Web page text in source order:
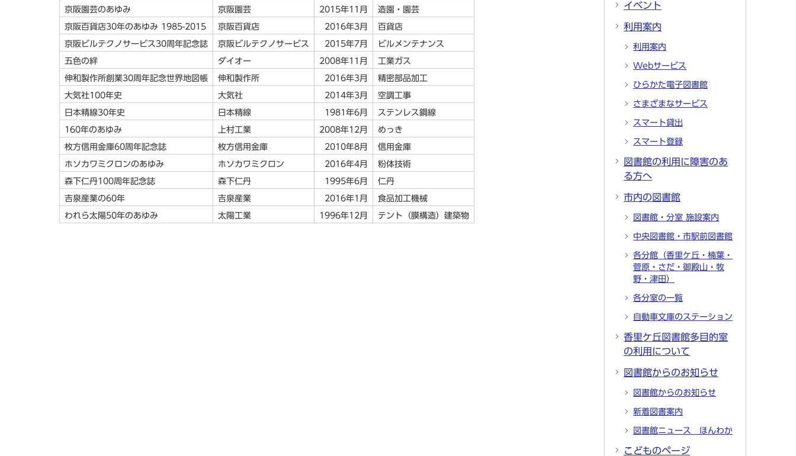
京阪園芸のあゆみ 京阪園芸 2015年11月 造園・園芸
京阪百貨店30年のあゆみ 1985-2015 京阪百貨店 2016年3月 百貨店
京阪ビルテクノサービス30周年記念誌 京阪ビルテクノサービス 2015年7月 ビルメンテナンス
五色の絆 ダイオー 2008年11月 工業ガス
伸和製作所創業30周年記念世界地図帳 伸和製作所 2016年3月 精密部品加工
大気社100年史 大気社 2014年3月 空調工事
日本精線30年史 日本精線 1981年6月 ステンレス鋼線
160年のあゆみ 上村工業 2008年12月 めっき
枚方信用金庫60周年記念誌 枚方信用金庫 2010年8月 信用金庫
ホソカワミクロンのあゆみ ホソカワミクロン 2016年4月 粉体技術
森下仁丹100周年記念誌 森下仁丹 1995年6月 仁丹
吉泉産業の60年 吉泉産業 2016年1月 食品加工機械
われら太陽50年のあゆみ 太陽工業 1996年12月 テント（膜構造）建築物
イベント
利用案内
利用案内
Webサービス
ひらかた電子図書館
さまざまなサービス
スマート貸出
スマート登録
図書館の利用に障害のあ
る方へ
市内の図書館
図書館・分室 施設案内
中央図書館・市駅前図書館
各分館（香里ケ丘・楠葉・
菅原・さだ・御殿山・牧
野・津田）
各分室の一覧
自動車文庫のステーション
香里ケ丘図書館多目的室
の利用について
図書館からのお知らせ
図書館からのお知らせ
新着図書案内
図書館ニュース ほんわか
こどものページ